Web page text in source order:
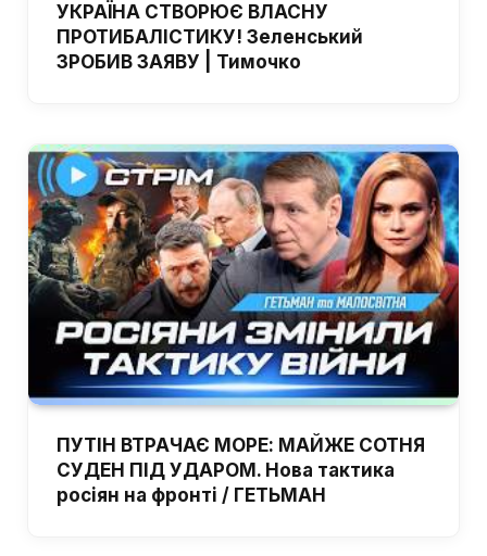
УКРАЇНА СТВОРЮЄ ВЛАСНУ
ПРОТИБАЛІСТИКУ! Зеленський
ЗРОБИВ ЗАЯВУ | Тимочко
ПУТІН ВТРАЧАЄ МОРЕ: МАЙЖЕ СОТНЯ
СУДЕН ПІД УДАРОМ. Нова тактика
росіян на фронті / ГЕТЬМАН